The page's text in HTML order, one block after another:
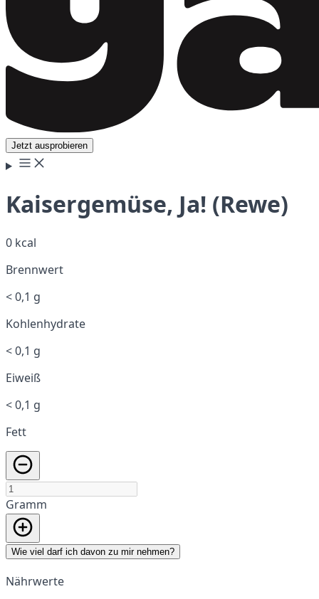
Jetzt ausprobieren
Kaisergemüse, Ja! (Rewe)
0 kcal
Brennwert
< 0,1 g
Kohlenhydrate
< 0,1 g
Eiweiß
< 0,1 g
Fett
Gramm
Wie viel darf ich davon zu mir nehmen?
Nährwerte